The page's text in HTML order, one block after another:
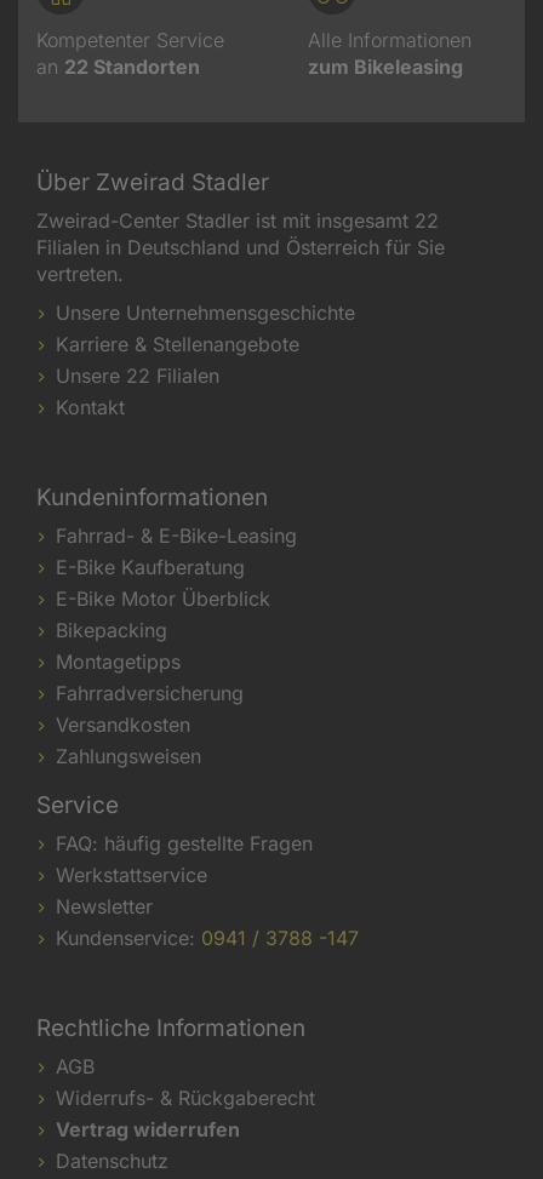
Kompetenter Service
an 22 Standorten
Alle Informationen
zum Bikeleasing
Über Zweirad Stadler
Zweirad-Center Stadler ist mit insgesamt 22
Filialen in Deutschland und Österreich für Sie
vertreten.
Unsere Unternehmensgeschichte
Karriere & Stellenangebote
Unsere 22 Filialen
Kontakt
Kundeninformationen
Fahrrad- & E-Bike-Leasing
E-Bike Kaufberatung
E-Bike Motor Überblick
Bikepacking
Montagetipps
Fahrradversicherung
Versandkosten
Zahlungsweisen
Service
FAQ: häufig gestellte Fragen
Werkstattservice
Newsletter
Kundenservice: 0941 / 3788 -147
Rechtliche Informationen
AGB
Widerrufs- & Rückgaberecht
Vertrag widerrufen
Datenschutz